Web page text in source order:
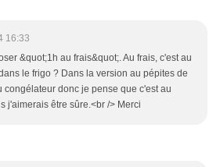
16:33
&quot;1h au frais&quot;. Au frais, c'est au
le frigo ? Dans la version au pépites de
congélateur donc je pense que c'est au
j'aimerais être sûre.<br /> Merci